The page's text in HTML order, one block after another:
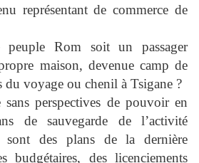
représentant de commerce de
Rom soit un passager
maison, devenue camp de
du voyage ou chenil à Tsigane ?
perspectives de pouvoir en
de sauvegarde de l’activité
sont des plans de la dernière
budgétaires, des licenciements